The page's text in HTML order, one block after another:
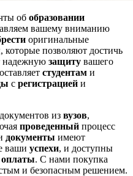
об образовании
вашему вниманию
оригинальные
которые позволяют достичь
надежную защиту вашего
студентам и
с регистрацией и
из вузов,
проведенный процесс
документы имеют
ваши успехи, и доступны
оплаты. С нами покупка
и безопасным решением.